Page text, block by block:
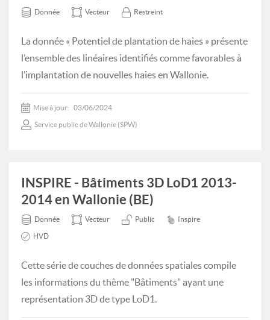
Donnée Vecteur Restreint
La donnée « Potentiel de plantation de haies » présente
l’ensemble des linéaires identifiés comme favorables à
l’implantation de nouvelles haies en Wallonie.
Mise à jour: 03/06/2024
Service public de Wallonie (SPW)
INSPIRE - Bâtiments 3D LoD1 2013-
2014 en Wallonie (BE)
Donnée Vecteur Public Inspire
HVD
Cette série de couches de données spatiales compile
les informations du thème "Bâtiments" ayant une
représentation 3D de type LoD1.